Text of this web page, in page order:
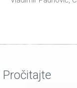
Pročitajte